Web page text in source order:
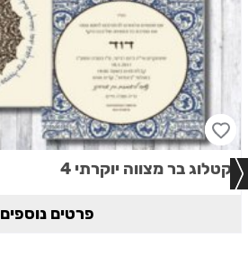
קטלוג בר מצווה יוקרתי 4
פרטים נוספים